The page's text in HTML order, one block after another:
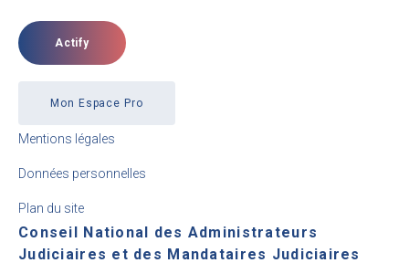
Actify
Mon Espace Pro
Mentions légales
Données personnelles
Plan du site
Conseil National des Administrateurs
Judiciaires et des Mandataires Judiciaires